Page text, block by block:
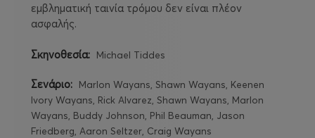
εμβληματική ταινία τρόμου δεν είναι πλέον
ασφαλής.
Σκηνοθεσία: Michael Tiddes
Σενάριο:
Marlon Wayans, Shawn Wayans, Keenen
Ivory Wayans, Rick Alvarez, Shawn Wayans, Marlon
Wayans, Buddy Johnson, Phil Beauman, Jason
Friedberg, Aaron Seltzer, Craig Wayans